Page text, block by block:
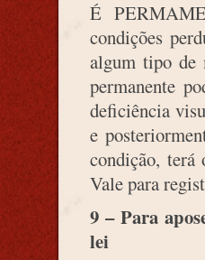
É
condições
algum tipo de
permanente
deficiência
e
condição, terá
Vale para
9 – Para
lei